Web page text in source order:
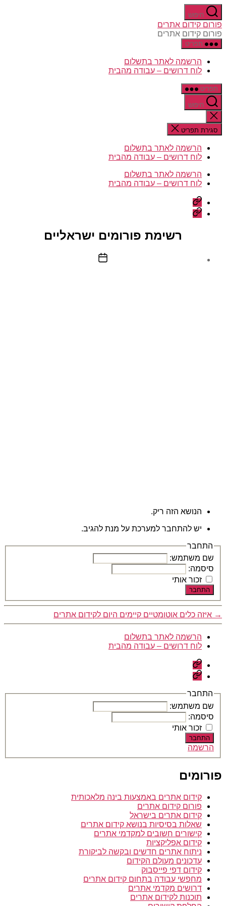
דלג
לתוכן חיפוש
פורום קידום אתרים
פורום קידום אתרים
תפריט
הרשמה לאתר בתשלום
לוח דרושים – עבודה מהבית
תפריט
חיפוש
סגירת
החיפוש
סגירת תפריט
הרשמה לאתר בתשלום
לוח דרושים – עבודה מהבית
הרשמה לאתר בתשלום
לוח דרושים – עבודה מהבית
הרשמה
לאתר
בתשלום
לוח
דרושים
רשימת פורומים ישראליים
תאריך
הנושא הזה ריק.
יש להתחבר למערכת על מנת להגיב.
התחבר
שם משתמש:
סיסמה:
זכור אותי
התחבר
→ איזה כלים אוטומטיים קיימים היום לקידום אתרים
הרשמה לאתר בתשלום
לוח דרושים – עבודה מהבית
הרשמה
לאתר
בתשלום
לוח
דרושים
–
מהבית
התחבר
שם משתמש:
סיסמה:
זכור אותי
התחבר
הרשמה
פורומים
קידום אתרים באמצעות בינה מלאכותית
פורום קידום אתרים
קידום אתרים בישראל
שאלות בסיסיות בנושא קידום אתרים
קישורים חשובים למקדמי אתרים
קידום אפליקציות
ניתוח אתרים חדשים ובקשה לביקורת
עדכונים מעולם הקידום
קידום דפי פייסבוק
מחפשי עבודה בתחום קידום אתרים
דרושים מקדמי אתרים
תוכנות לקידום אתרים